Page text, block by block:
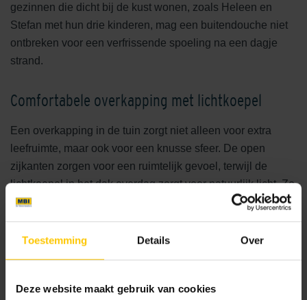
Toestemming Details Over
Deze website maakt gebruik van cookies
gezinnen die dicht bij de kust wonen, zoals Heleen en
Stefan met hun drie kinderen, mag een buitendouche niet
ontbreken voor een verfrissende spoeling na een dagje
strand.
Comfortabele overkapping met lichtkoepel
Een overkapping in de tuin zorgt niet alleen voor extra
leefruimte, maar ook voor een knusse sfeer. De open
zijkanten zorgen voor een ruimtelijk gevoel, terwijl de
lichtkoepel in het dak overdag zorgt voor natuurlijk licht. Zo
kan er ook 's avonds optimaal van de tuin worden genoten
dankzij de warmte die de overkapping vasthoudt.
Sfeervolle tuinverlichting met in-lite
Als finishing touch is er gebruik gemaakt van